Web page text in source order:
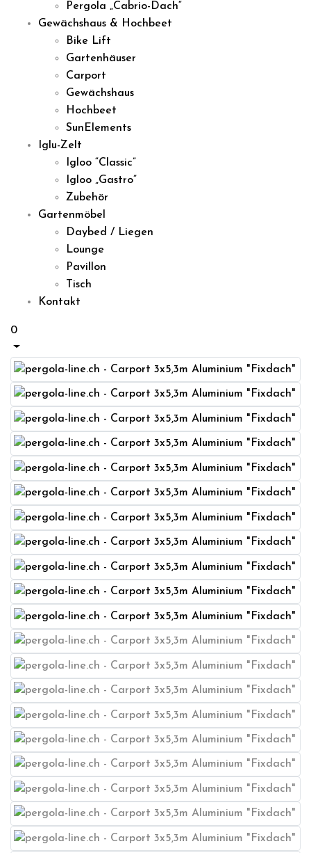
Pergola „Cabrio-Dach“
Gewächshaus & Hochbeet
Bike Lift
Gartenhäuser
Carport
Gewächshaus
Hochbeet
SunElements
Iglu-Zelt
Igloo “Classic”
Igloo „Gastro”
Zubehör
Gartenmöbel
Daybed / Liegen
Lounge
Pavillon
Tisch
Kontakt
0